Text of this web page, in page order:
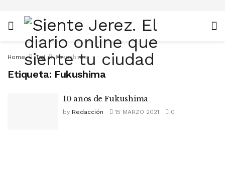
Home Tag Fukushima
Etiqueta: Fukushima
10 años de Fukushima
by Redacción 15 MARZO 2021 0